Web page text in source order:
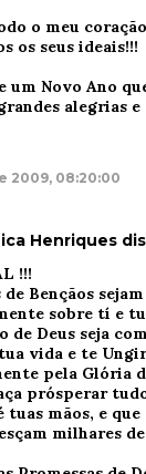
o meu
os seus ideais!!!
um Novo Ano
alegrias e
2009, 08:20:00
Henriques
!!!
de Bençãos
sobre tí e
de Deus seja
vida e te Ungir
pela Glória
prósperar
tuas mãos, e que
milhares